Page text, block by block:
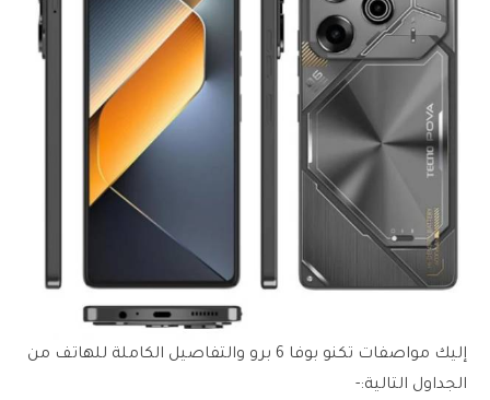
إليك مواصفات تكنو بوفا 6 برو والتفاصيل الكاملة للهاتف من
الجداول التالية:-